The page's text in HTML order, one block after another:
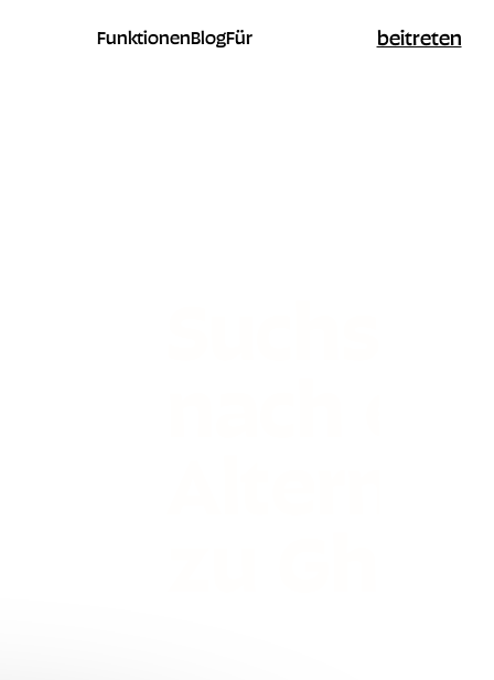
FunktionenBlogFür beitreten